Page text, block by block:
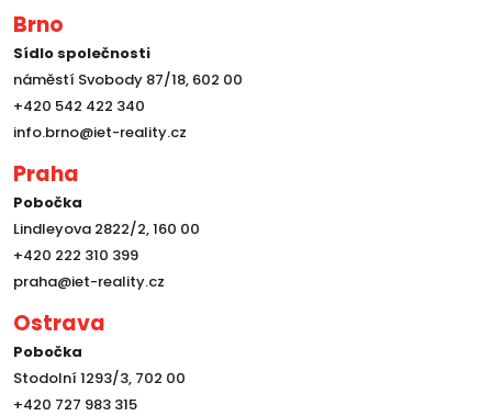
Brno
Sídlo společnosti
náměstí Svobody 87/18, 602 00
+420 542 422 340
info.brno@iet-reality.cz
Praha
Pobočka
Lindleyova 2822/2, 160 00
+420 222 310 399
praha@iet-reality.cz
Ostrava
Pobočka
Stodolní 1293/3, 702 00
+420 727 983 315